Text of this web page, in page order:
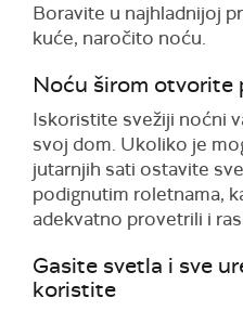
Boravite u najhladnijoj
kuće, naročito noću.
Noću širom otvorite
Iskoristite svežiji noćni
svoj dom. Ukoliko je
jutarnjih sati ostavite
podignutim roletnama,
adekvatno provetrili i
Gasite svetla i sve
koristite